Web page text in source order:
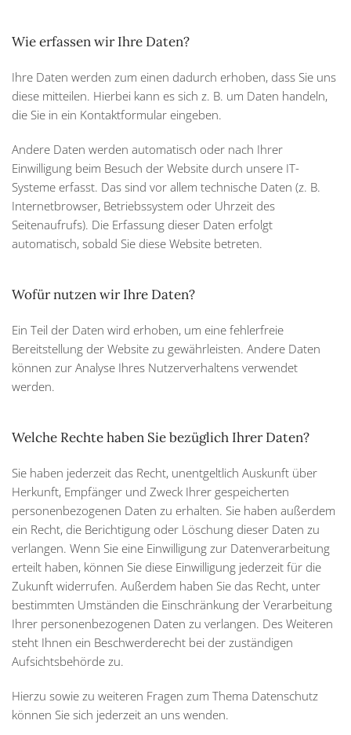
Wie erfassen wir Ihre Daten?
Ihre Daten werden zum einen dadurch erhoben, dass Sie uns
diese mitteilen. Hierbei kann es sich z. B. um Daten handeln,
die Sie in ein Kontaktformular eingeben.
Andere Daten werden automatisch oder nach Ihrer
Einwilligung beim Besuch der Website durch unsere IT-
Systeme erfasst. Das sind vor allem technische Daten (z. B.
Internetbrowser, Betriebssystem oder Uhrzeit des
Seitenaufrufs). Die Erfassung dieser Daten erfolgt
automatisch, sobald Sie diese Website betreten.
Wofür nutzen wir Ihre Daten?
Ein Teil der Daten wird erhoben, um eine fehlerfreie
Bereitstellung der Website zu gewährleisten. Andere Daten
können zur Analyse Ihres Nutzerverhaltens verwendet
werden.
Welche Rechte haben Sie bezüglich Ihrer Daten?
Sie haben jederzeit das Recht, unentgeltlich Auskunft über
Herkunft, Empfänger und Zweck Ihrer gespeicherten
personenbezogenen Daten zu erhalten. Sie haben außerdem
ein Recht, die Berichtigung oder Löschung dieser Daten zu
verlangen. Wenn Sie eine Einwilligung zur Datenverarbeitung
erteilt haben, können Sie diese Einwilligung jederzeit für die
Zukunft widerrufen. Außerdem haben Sie das Recht, unter
bestimmten Umständen die Einschränkung der Verarbeitung
Ihrer personenbezogenen Daten zu verlangen. Des Weiteren
steht Ihnen ein Beschwerderecht bei der zuständigen
Aufsichtsbehörde zu.
Hierzu sowie zu weiteren Fragen zum Thema Datenschutz
können Sie sich jederzeit an uns wenden.